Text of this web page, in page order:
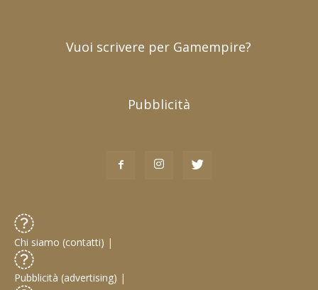
Vuoi scrivere per Gamempire?
Pubblicità
Chi siamo (contatti) |
Pubblicità (advertising) |